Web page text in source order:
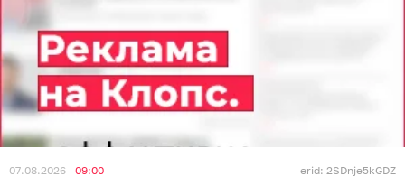
07.08.2026 09:00 erid: 2SDnje5kGDZ